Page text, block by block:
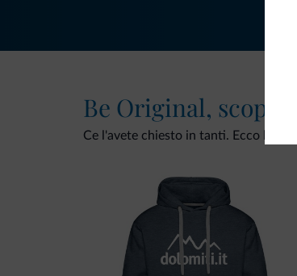
Be Original, scopri
Ce l'avete chiesto in tanti. Ecco la